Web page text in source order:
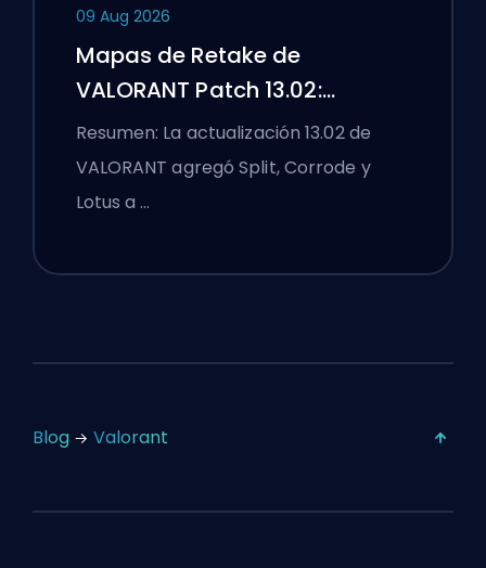
09 Aug 2026
Mapas de Retake de
VALORANT Patch 13.02:
Practica Split, Corrode y Lotus
Resumen: La actualización 13.02 de
VALORANT agregó Split, Corrode y
Lotus a …
Blog Valorant